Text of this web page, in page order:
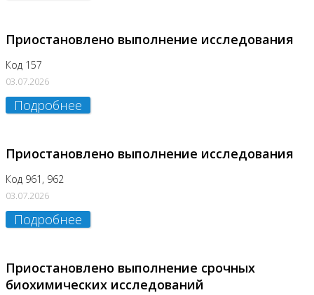
Приостановлено выполнение исследования
Код 157
03.07.2026
Подробнее
Приостановлено выполнение исследования
Код 961, 962
03.07.2026
Подробнее
Приостановлено выполнение срочных
биохимических исследований